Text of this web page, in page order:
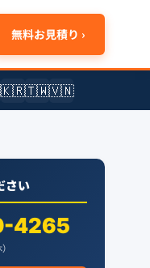
無料お見積り ›
🇰🇷🇹🇼🇻🇳
さい
4265